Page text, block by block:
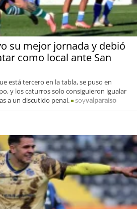
su mejor jornada y debió
como local ante San
está tercero en la tabla, se puso en
y los caturros solo consiguieron igualar
a un discutido penal.
soyvalparaiso